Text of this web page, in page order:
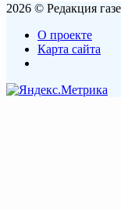
2026 © Редакция
О проекте
Карта сайта